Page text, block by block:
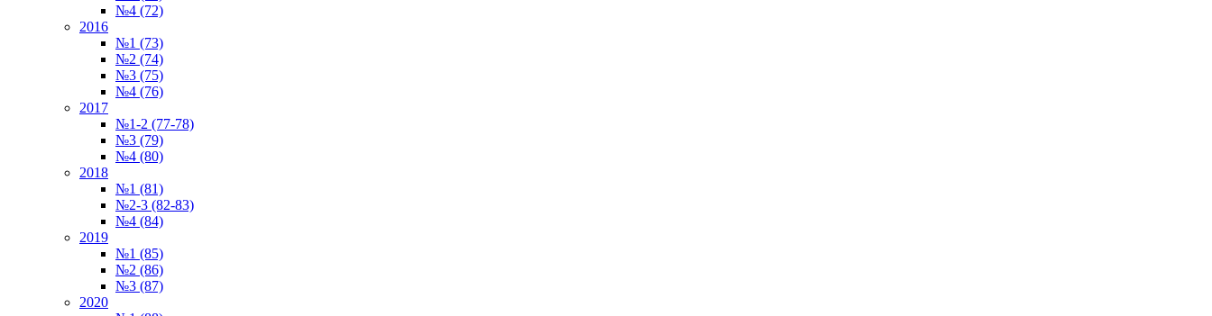
№4 (72)
2016
№1 (73)
№2 (74)
№3 (75)
№4 (76)
2017
№1-2 (77-78)
№3 (79)
№4 (80)
2018
№1 (81)
№2-3 (82-83)
№4 (84)
2019
№1 (85)
№2 (86)
№3 (87)
2020